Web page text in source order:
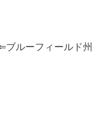
ルーフィールド州